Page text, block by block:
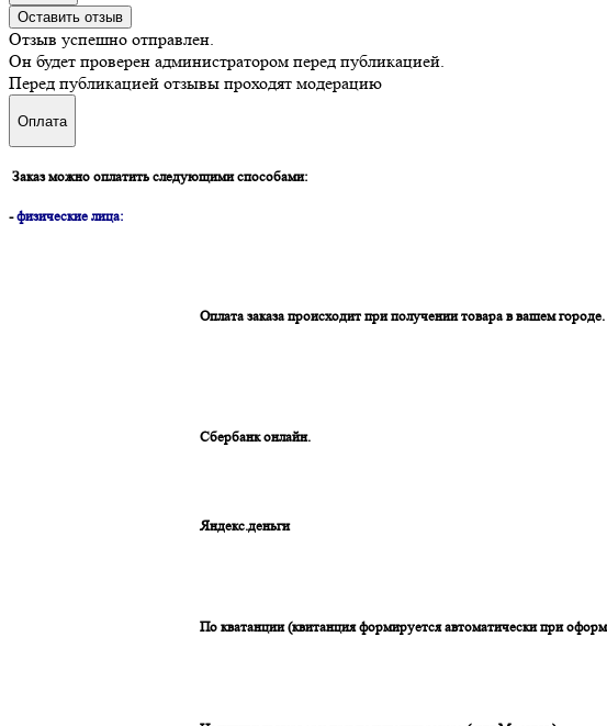
Оставить отзыв
Отзыв успешно отправлен.
Он будет проверен администратором перед публикацией.
Перед публикацией отзывы проходят модерацию
Оплата
Заказ можно оплатить следующими способами:
-физические лица:
Оплата заказа происходит при получении товара в вашем городе.
Сбербанк онлайн.
Яндекс.деньги
По кватанции (квитанция формируется автоматически при